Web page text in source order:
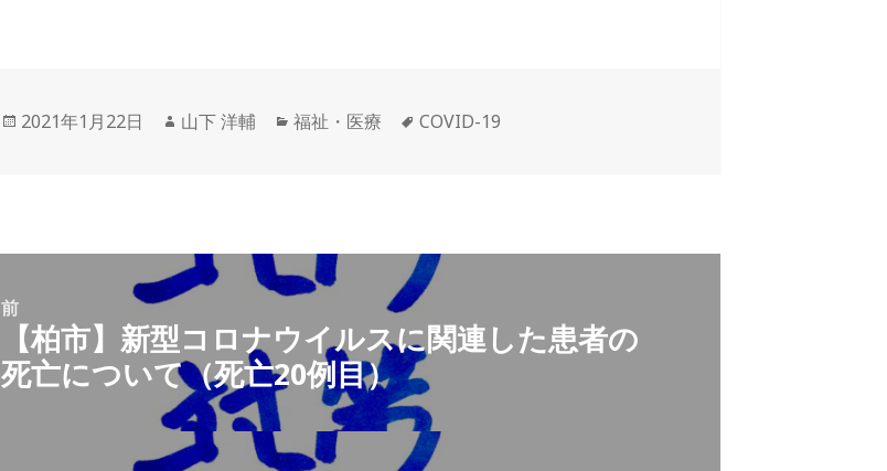
投
2021年1月22日
作
山下 洋輔
カ
福祉・医療
タ
COVID-19
前
の
【柏市】新型コロナウイルスに関連した患者の
死亡について（死亡20例目）